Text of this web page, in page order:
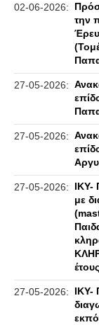
02-06-2026:
την
27-05-2026:
27-05-2026:
27-05-2026:
IKY-
με
27-05-2026:
IKY-